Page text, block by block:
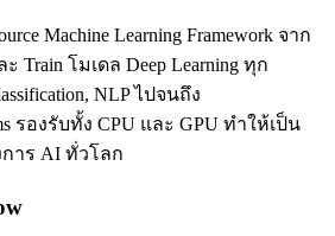
Machine Learning Framework จาก
Train โมเดล Deep Learning ทุก
NLP ไปจนถึง
รองรับทั้ง CPU และ GPU ทำให้เป็น
าร AI ทั่วโลก